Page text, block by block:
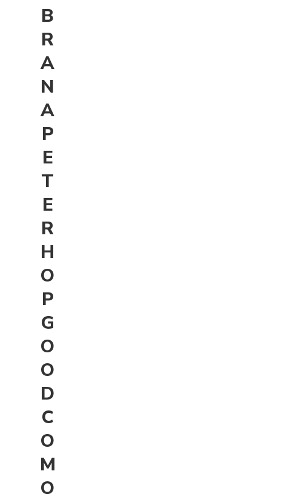
B
R
A
N
A
P
E
T
E
R
H
O
P
G
O
O
D
C
O
M
O